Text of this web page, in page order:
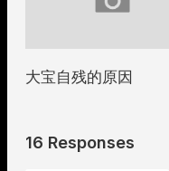
大宝自残的原因
16 Responses